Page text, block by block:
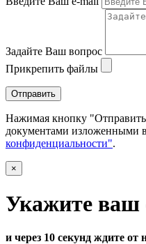
Задайте Ваш вопрос
Прикрепить файлы
Отправить
Нажимая кнопку
документами изложенными в
конфиденциальности".
×
Укажите ваш
и через 10 секунд ждите от